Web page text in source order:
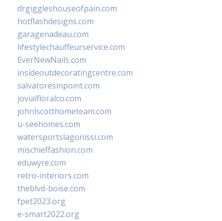
drgiggleshouseofpain.com
hotflashdesigns.com
garagenadeau.com
lifestylechauffeurservice.com
EverNewNails.com
insideoutdecoratingcentre.com
salvatoresinpoint.com
jovialfloralco.com
johnlscotthometeam.com
u-seehomes.com
watersportslagonissi.com
mischieffashion.com
eduwyre.com
retro-interiors.com
theblvd-boise.com
fpet2023.org
e-smart2022.org